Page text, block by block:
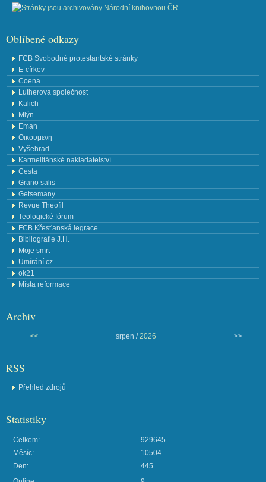
Oblíbené odkazy
FCB Svobodné protestantské stránky
E-církev
Coena
Lutherova společnost
Kalich
Mlýn
Eman
Οικουμενη
Vyšehrad
Karmelitánské nakladatelství
Cesta
Grano salis
Getsemany
Revue Theofil
Teologické fórum
FCB Křesťanská legrace
Bibliografie J.H.
Moje smrt
Umírání.cz
ok21
Místa reformace
Archiv
<< srpen /2026 >>
RSS
Přehled zdrojů
Statistiky
Celkem:
929645
Měsíc:
10504
Den:
445